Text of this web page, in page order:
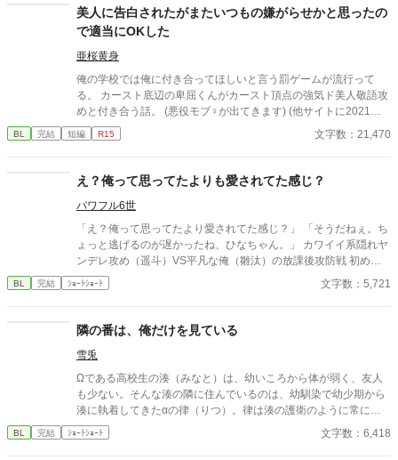
て、流していただけると幸いです。
美人に告白されたがまたいつもの嫌がらせかと思ったの
で適当にOKした
亜桜黄身
俺の学校では俺に付き合ってほしいと言う罰ゲームが流行って
る。 カースト底辺の卑屈くんがカースト頂点の強気ド美人敬語攻
めと付き合う話。 (悪役モブ♀が出てきます) (他サイトに2021
年〜掲載済)
BL 完結 短編 R15 文字数：21,470
え？俺って思ってたよりも愛されてた感じ？
パワフル6世
「え？俺って思ってたより愛されてた感じ？」 「そうだねぇ。ち
ょっと逃げるのが遅かったね、ひなちゃん。」 カワイイ系隠れヤ
ンデレ攻め（遥斗）VS平凡な俺（雛汰）の放課後攻防戦 初めて
お話書きます。拙いですが、ご容赦ください。愛はたっぷり込め
BL 完結 ｼｮｰﾄｼｮｰﾄ 文字数：5,721
隣の番は、俺だけを見ている
雪兎
Ωである高校生の湊（みなと）は、幼いころから体が弱く、友人
も少ない。そんな湊の隣に住んでいるのは、幼馴染で幼少期から
湊に執着してきたαの律（りつ）。律は湊の護衛のように常にそ
ばにいて、彼に近づく人間を片っ端から遠ざけてしまう。 ある
日、湊は学校で軽い発情期の前触れに襲われ、助けてくれたのも
BL 完結 ｼｮｰﾄｼｮｰﾄ 文字数：6,418